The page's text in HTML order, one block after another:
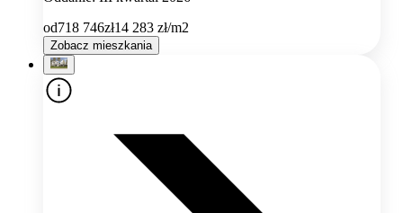
od718 746zł14 283 zł/m2
Zobacz mieszkania